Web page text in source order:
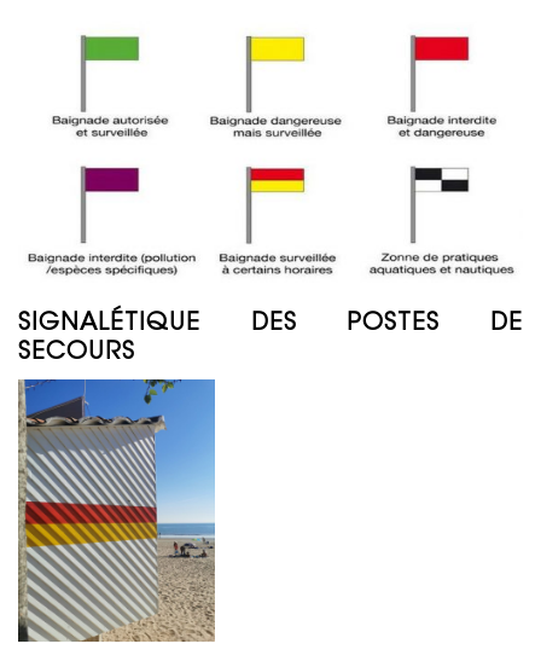
SIGNALÉTIQUE DES POSTES DE
SECOURS